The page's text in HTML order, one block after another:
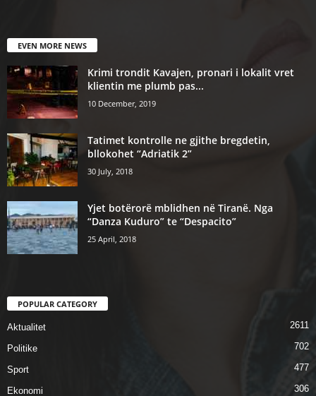
EVEN MORE NEWS
Krimi trondit Kavajen, pronari i lokalit vret
klientin me plumb pas...
10 December, 2019
Tatimet kontrolle ne gjithe bregdetin,
bllokohet “Adriatik 2”
30 July, 2018
Yjet botërorë mblidhen në Tiranë. Nga
“Danza Kuduro” te “Despacito”
25 April, 2018
POPULAR CATEGORY
Aktualitet 2611
Politike 702
Sport 477
Ekonomi 306